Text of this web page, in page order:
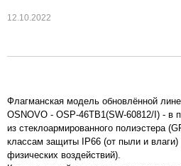
12.10.2022
Флагманская модель обновлённой
OSNOVO - OSP-46TB1(SW-60812/I) - в
из стеклоармированного полиэстера
классам защиты IP66 (от пыли и
физических воздействий).